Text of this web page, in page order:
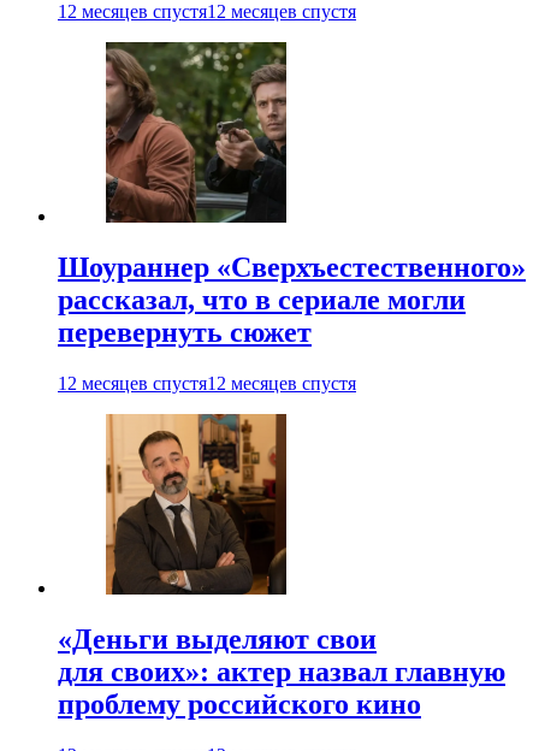
12 месяцев спустя12 месяцев спустя
Шоураннер «Сверхъестественного»
рассказал, что в сериале могли
перевернуть сюжет
12 месяцев спустя12 месяцев спустя
«Деньги выделяют свои
для своих»: актер назвал главную
проблему российского кино